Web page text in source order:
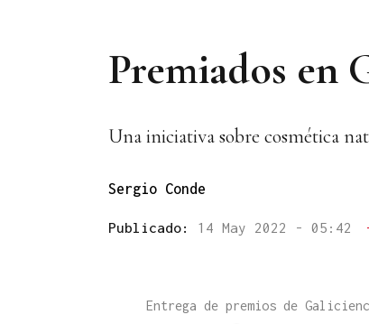
Premiados en
Una iniciativa sobre cosmética
Sergio Conde
Publicado: 14 May 2022 - 05:42
Entrega de premios de